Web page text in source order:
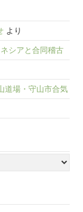
より
シアと合同稽古
道場・守山市合気